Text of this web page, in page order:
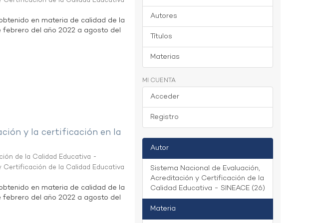
en materia de calidad de la
del año 2022 a agosto del
y la certificación en la
de la Calidad Educativa -
Certificación de la Calidad Educativa
en materia de calidad de la
del año 2022 a agosto del
Autores
Títulos
Materias
MI CUENTA
Acceder
Registro
Autor
Sistema Nacional de Evaluación,
Acreditación y Certificación de la
Calidad Educativa - SINEACE (26)
Materia